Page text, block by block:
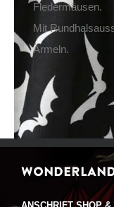
Fledermäusen.
Mit
Ärmeln.